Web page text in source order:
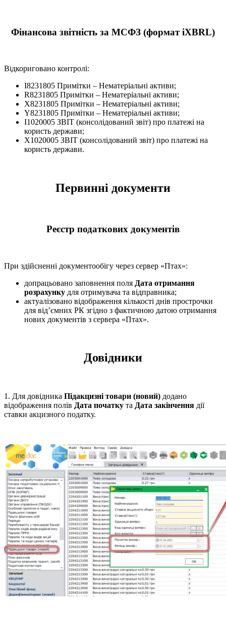
Фінансова звітність за МСФЗ (формат iXBRL)
Відкориговано контролі:
I8231805 Примітки – Нематеріальні активи;
R8231805 Примітки – Нематеріальні активи;
X8231805 Примітки – Нематеріальні активи;
Y8231805 Примітки – Нематеріальні активи;
I1020005 ЗВІТ (консолідований звіт) про платежі на
користь держави;
X1020005 ЗВІТ (консолідований звіт) про платежі на
користь держави.
Первинні документи
Реєстр податкових документів
При здійсненні документообігу через сервер «Птах»:
допрацьовано заповнення поля Дата отримання
розрахунку для отримувача та відправника;
актуалізовано відображення кількості днів прострочки
для від’ємних РК згідно з фактичною датою отримання
нових документів з сервера «Птах».
Довідники
1. Для довідника Підакцизні товари (новий) додано
відображення полів Дата початку та Дата закінчення дії
ставки акцизного податку.